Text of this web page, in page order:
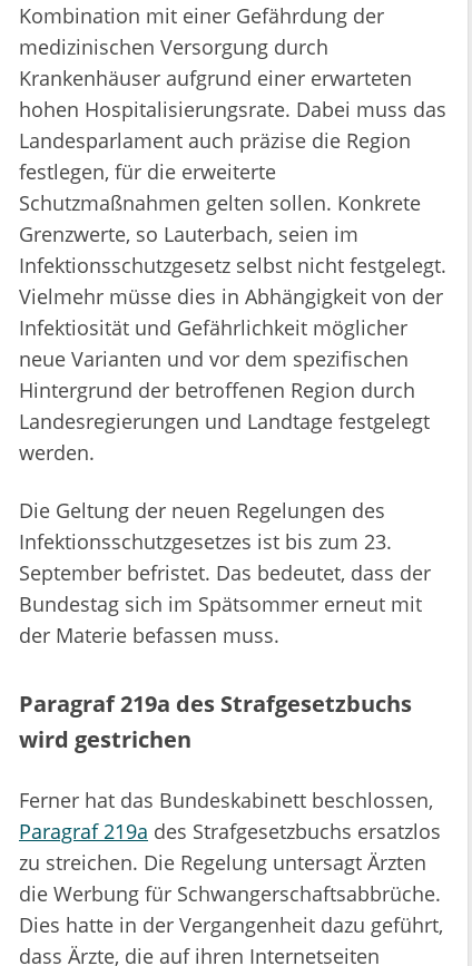
Kombination mit einer Gefährdung der
medizinischen Versorgung durch
Krankenhäuser aufgrund einer erwarteten
hohen Hospitalisierungsrate. Dabei muss das
Landesparlament auch präzise die Region
festlegen, für die erweiterte
Schutzmaßnahmen gelten sollen. Konkrete
Grenzwerte, so Lauterbach, seien im
Infektionsschutzgesetz selbst nicht festgelegt.
Vielmehr müsse dies in Abhängigkeit von der
Infektiosität und Gefährlichkeit möglicher
neue Varianten und vor dem spezifischen
Hintergrund der betroffenen Region durch
Landesregierungen und Landtage festgelegt
werden.
Die Geltung der neuen Regelungen des
Infektionsschutzgesetzes ist bis zum 23.
September befristet. Das bedeutet, dass der
Bundestag sich im Spätsommer erneut mit
der Materie befassen muss.
Paragraf 219a des Strafgesetzbuchs
wird gestrichen
Ferner hat das Bundeskabinett beschlossen,
Paragraf 219a des Strafgesetzbuchs ersatzlos
zu streichen. Die Regelung untersagt Ärzten
die Werbung für Schwangerschaftsabbrüche.
Dies hatte in der Vergangenheit dazu geführt,
dass Ärzte, die auf ihren Internetseiten